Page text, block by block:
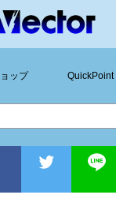
ップ QuickPoint